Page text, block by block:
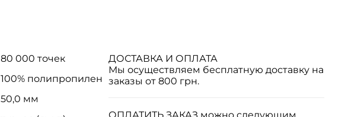
80 000 точек
100% полипропилен
50,0 мм
ДОСТАВКА И ОПЛАТА
Мы осуществляем бесплатную доставку на
заказы от 800 грн.